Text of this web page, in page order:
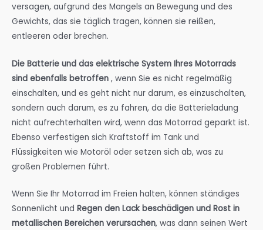
versagen, aufgrund des Mangels an Bewegung und des
Gewichts, das sie täglich tragen, können sie reißen,
entleeren oder brechen.
Die Batterie und das elektrische System Ihres Motorrads
sind ebenfalls betroffen , wenn Sie es nicht regelmäßig
einschalten, und es geht nicht nur darum, es einzuschalten,
sondern auch darum, es zu fahren, da die Batterieladung
nicht aufrechterhalten wird, wenn das Motorrad geparkt ist.
Ebenso verfestigen sich Kraftstoff im Tank und
Flüssigkeiten wie Motoröl oder setzen sich ab, was zu
großen Problemen führt.
Wenn Sie Ihr Motorrad im Freien halten, können ständiges
Sonnenlicht und Regen den Lack beschädigen und Rost in
metallischen Bereichen verursachen, was dann seinen Wert